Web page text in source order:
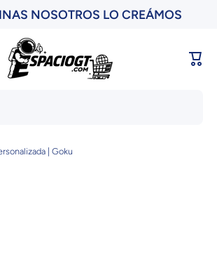
al contenido
NOSOTROS LO CREÁMOS
| Goku